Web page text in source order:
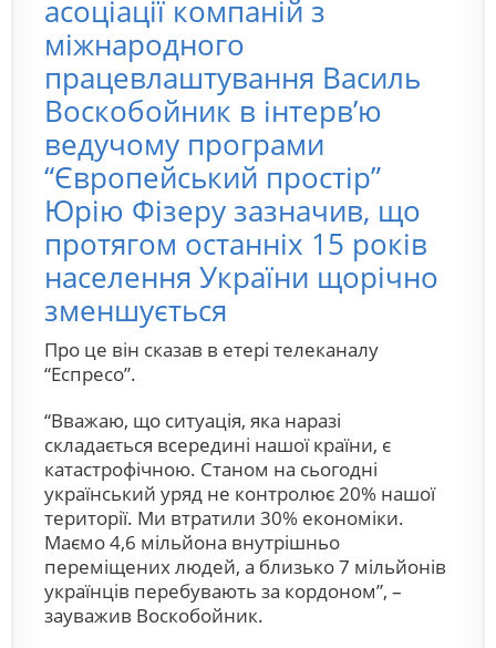
асоціації компаній з
міжнародного
працевлаштування Василь
Воскобойник в інтерв’ю
ведучому програми
“Європейський простір”
Юрію Фізеру зазначив, що
протягом останніх 15 років
населення України щорічно
зменшується
Про це він сказав в етері телеканалу
“Еспресо”.
“Вважаю, що ситуація, яка наразі
складається всередині нашої країни, є
катастрофічною. Станом на сьогодні
український уряд не контролює 20% нашої
території. Ми втратили 30% економіки.
Маємо 4,6 мільйона внутрішньо
переміщених людей, а близько 7 мільйонів
українців перебувають за кордоном”, –
зауважив Воскобойник.